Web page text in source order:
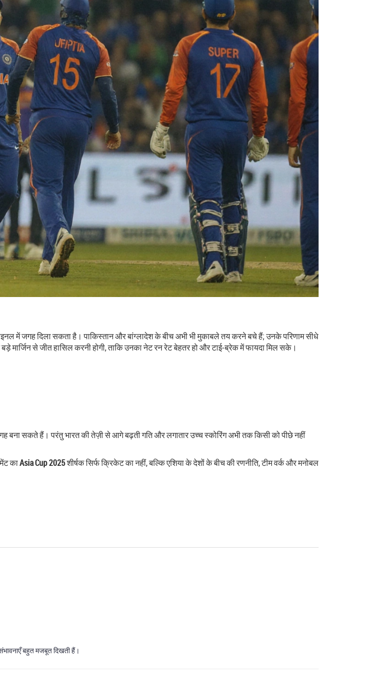
में जगह दिला सकता है। पाकिस्तान और बांग्लादेश के बीच अभी भी मुकाबले तय करने बचे हैं; उनके परिणाम सीधे
मार्जिन से जीत हासिल करनी होगी, ताकि उनका नेट रन रेट बेहतर हो और टाई‑ब्रेक में फायदा मिल सके।
बना सकते हैं। परंतु भारत की तेज़ी से आगे बढ़ती गति और लगातार उच्च स्कोरिंग अभी तक किसी को पीछे नहीं
काAsia Cup 2025शीर्षक सिर्फ क्रिकेट का नहीं, बल्कि एशिया के देशों के बीच की रणनीति, टीम वर्क और मनोबल
बहुत मजबूत दिखती हैं।